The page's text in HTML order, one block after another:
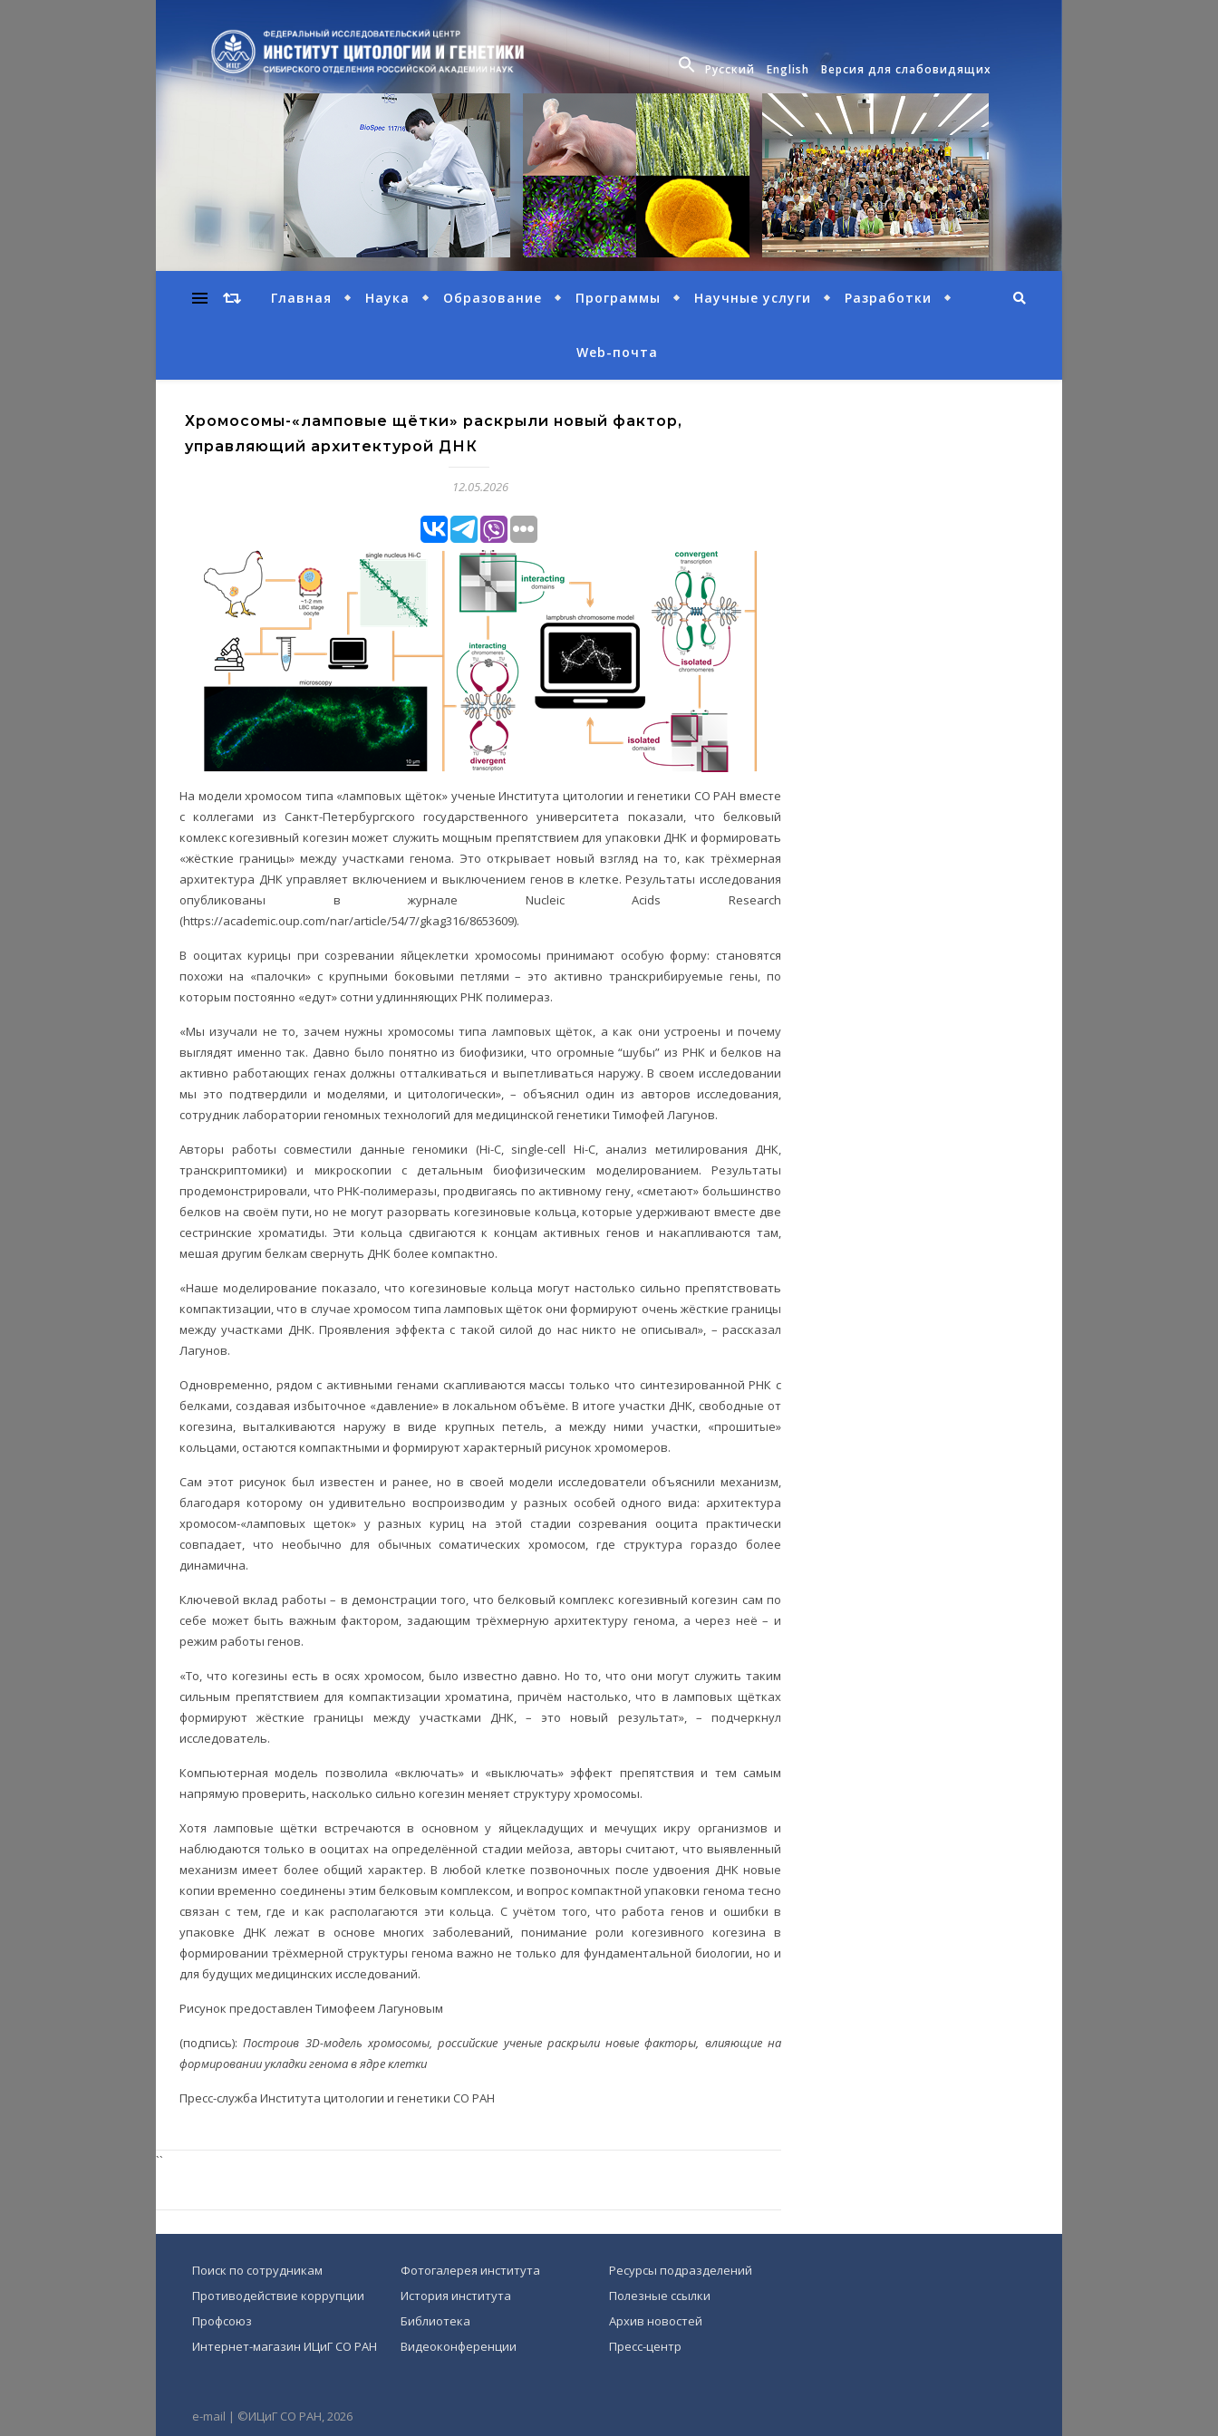
Русский English Версия для слабовидящих
Главная Наука Образование Программы Научные услуги Разработки
Web-почта
Хромосомы-«ламповые щётки» раскрыли новый фактор,
управляющий архитектурой ДНК
12.05.2026
На модели хромосом типа «ламповых щёток» ученые Института цитологии и генетики СО РАН вместе
с коллегами из Санкт-Петербургского государственного университета показали, что белковый
комлекс когезивный когезин может служить мощным препятствием для упаковки ДНК и формировать
«жёсткие границы» между участками генома. Это открывает новый взгляд на то, как трёхмерная
архитектура ДНК управляет включением и выключением генов в клетке. Результаты исследования
опубликованы в журнале Nucleic Acids Research
(https://academic.oup.com/nar/article/54/7/gkag316/8653609).
В ооцитах курицы при созревании яйцеклетки хромосомы принимают особую форму: становятся
похожи на «палочки» с крупными боковыми петлями – это активно транскрибируемые гены, по
которым постоянно «едут» сотни удлинняющих РНК полимераз.
«Мы изучали не то, зачем нужны хромосомы типа ламповых щёток, а как они устроены и почему
выглядят именно так. Давно было понятно из биофизики, что огромные “шубы” из РНК и белков на
активно работающих генах должны отталкиваться и выпетливаться наружу. В своем исследовании
мы это подтвердили и моделями, и цитологически», – объяснил один из авторов исследования,
сотрудник лаборатории геномных технологий для медицинской генетики Тимофей Лагунов.
Авторы работы совместили данные геномики (Hi-C, single-cell Hi-C, анализ метилирования ДНК,
транскриптомики) и микроскопии с детальным биофизическим моделированием. Результаты
продемонстрировали, что РНК-полимеразы, продвигаясь по активному гену, «сметают» большинство
белков на своём пути, но не могут разорвать когезиновые кольца, которые удерживают вместе две
сестринские хроматиды. Эти кольца сдвигаются к концам активных генов и накапливаются там,
мешая другим белкам свернуть ДНК более компактно.
«Наше моделирование показало, что когезиновые кольца могут настолько сильно препятствовать
компактизации, что в случае хромосом типа ламповых щёток они формируют очень жёсткие границы
между участками ДНК. Проявления эффекта с такой силой до нас никто не описывал», – рассказал
Лагунов.
Одновременно, рядом с активными генами скапливаются массы только что синтезированной РНК с
белками, создавая избыточное «давление» в локальном объёме. В итоге участки ДНК, свободные от
когезина, выталкиваются наружу в виде крупных петель, а между ними участки, «прошитые»
кольцами, остаются компактными и формируют характерный рисунок хромомеров.
Сам этот рисунок был известен и ранее, но в своей модели исследователи объяснили механизм,
благодаря которому он удивительно воспроизводим у разных особей одного вида: архитектура
хромосом-«ламповых щеток» у разных куриц на этой стадии созревания ооцита практически
совпадает, что необычно для обычных соматических хромосом, где структура гораздо более
динамична.
Ключевой вклад работы – в демонстрации того, что белковый комплекс когезивный когезин сам по
себе может быть важным фактором, задающим трёхмерную архитектуру генома, а через неё – и
режим работы генов.
«То, что когезины есть в осях хромосом, было известно давно. Но то, что они могут служить таким
сильным препятствием для компактизации хроматина, причём настолько, что в ламповых щётках
формируют жёсткие границы между участками ДНК, – это новый результат», – подчеркнул
исследователь.
Компьютерная модель позволила «включать» и «выключать» эффект препятствия и тем самым
напрямую проверить, насколько сильно когезин меняет структуру хромосомы.
Хотя ламповые щётки встречаются в основном у яйцекладущих и мечущих икру организмов и
наблюдаются только в ооцитах на определённой стадии мейоза, авторы считают, что выявленный
механизм имеет более общий характер. В любой клетке позвоночных после удвоения ДНК новые
копии временно соединены этим белковым комплексом, и вопрос компактной упаковки генома тесно
связан с тем, где и как располагаются эти кольца. С учётом того, что работа генов и ошибки в
упаковке ДНК лежат в основе многих заболеваний, понимание роли когезивного когезина в
формировании трёхмерной структуры генома важно не только для фундаментальной биологии, но и
для будущих медицинских исследований.
Рисунок предоставлен Тимофеем Лагуновым
(подпись):Построив 3D-модель хромосомы, российские ученые раскрыли новые факторы, влияющие на
формировании укладки генома в ядре клетки
Пресс-служба Института цитологии и генетики СО РАН
``
Поиск по сотрудникам
Противодействие коррупции
Профсоюз
Интернет-магазин ИЦиГ СО РАН
Фотогалерея института
История института
Библиотека
Видеоконференции
Ресурсы подразделений
Полезные ссылки
Архив новостей
Пресс-центр
e-mail | ©ИЦиГ СО РАН, 2026